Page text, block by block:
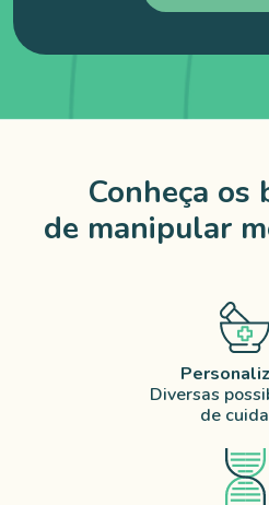
Conheça os
de manipular
Diversas
de